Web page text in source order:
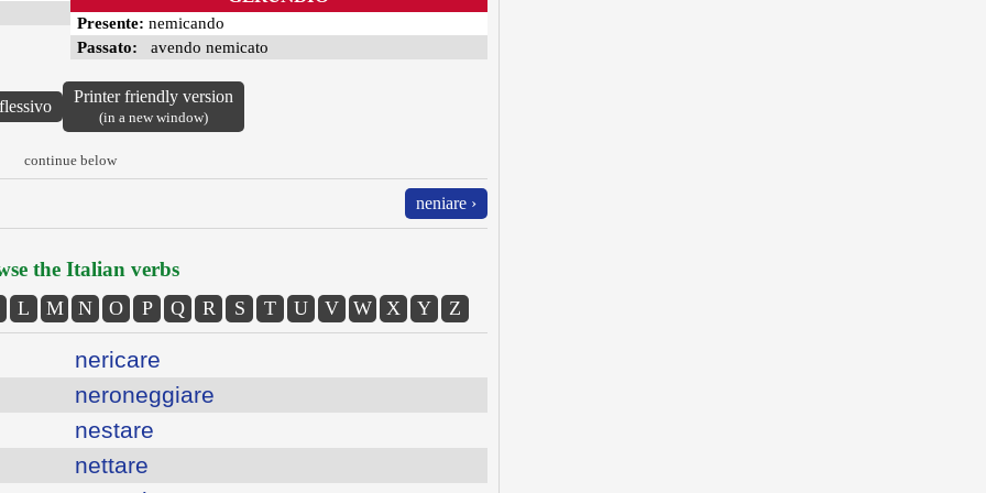
Presente: nemicando
Passato: avendo nemicato
Printer friendly version
(in a new window)
continue below
neniare ›
the Italian verbs
L M N O P Q R S T U V W X Y Z
nericare
neroneggiare
nestare
nettare